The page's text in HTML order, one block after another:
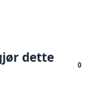
dette
0